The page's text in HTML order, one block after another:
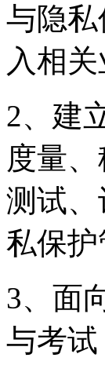
与隐私
入相关
2、
度量
测试
私保护
3
与考试